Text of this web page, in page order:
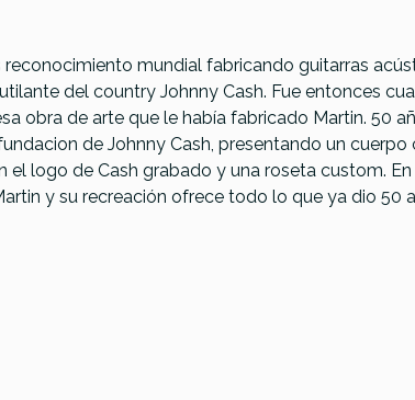
mundial fabricando guitarras
del country Johnny Cash. Fue entonces
obra de arte que le había fabricado Martin. 50
de Johnny Cash, presentando un
logo de Cash grabado y una roseta custom.
y su recreación ofrece todo lo que ya dio 50